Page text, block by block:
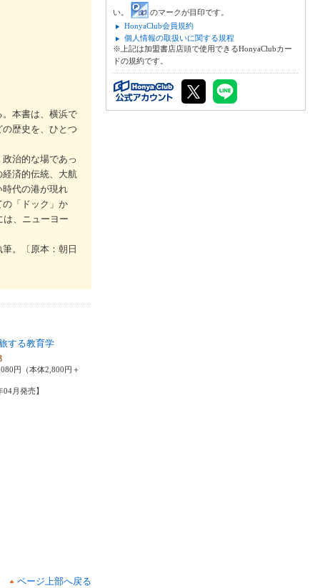
本書は、横浜で
歴史を、ひとつ
治的な場であっ
済的伝統、大航
代の港が現れ
「ドック」か
は、ニューヨー
。〔原本：朝日
する教育学
円（本体2,800円＋
04月発売】
ページ上部へ戻る
い。
のマークが目印です。
HonyaClub会員規約
個人情報の取扱いに関する規程
※上記は加盟書店店頭で使用できるHonyaClubカー
ドの規約です。